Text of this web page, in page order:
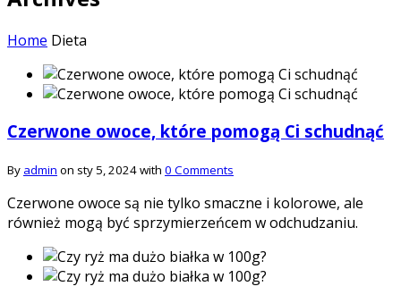
Home Dieta
Czerwone owoce, które pomogą Ci schudnąć
By admin on sty 5, 2024 with 0 Comments
Czerwone owoce są nie tylko smaczne i kolorowe, ale
również mogą być sprzymierzeńcem w odchudzaniu.